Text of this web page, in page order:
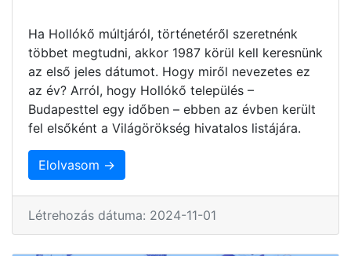
Ha Hollókő múltjáról, történetéről szeretnénk
többet megtudni, akkor 1987 körül kell keresnünk
az első jeles dátumot. Hogy miről nevezetes ez
az év? Arról, hogy Hollókő település –
Budapesttel egy időben – ebben az évben került
fel elsőként a Világörökség hivatalos listájára.
Elolvasom →
Létrehozás dátuma: 2024-11-01